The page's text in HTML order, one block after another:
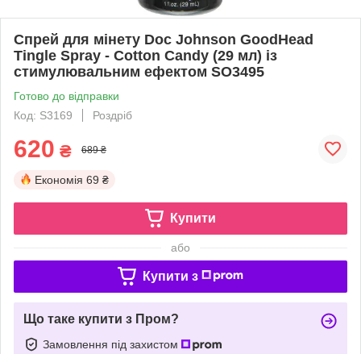
Спрей для мінету Doc Johnson GoodHead
Tingle Spray - Cotton Candy (29 мл) із
стимулювальним ефектом SO3495
Готово до відправки
Код: S3169
Роздріб
620 ₴ 689 ₴
Економія 69 ₴
Купити
або
Купити з
Що таке купити з Пром?
Замовлення під захистом